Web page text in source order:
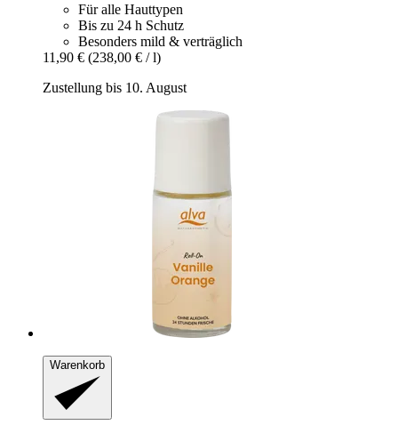
Für alle Hauttypen
Bis zu 24 h Schutz
Besonders mild & verträglich
11,90 € (238,00 € / l)
Zustellung bis 10. August
Warenkorb